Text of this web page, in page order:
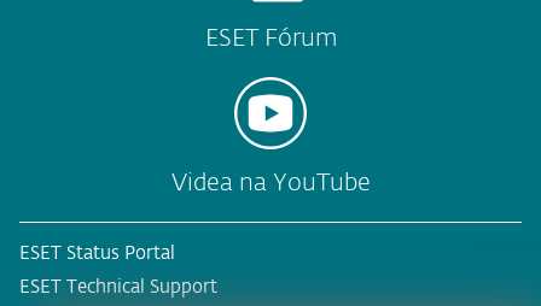
ESET Fórum
Videa na YouTube
ESET Status Portal
ESET Technical Support